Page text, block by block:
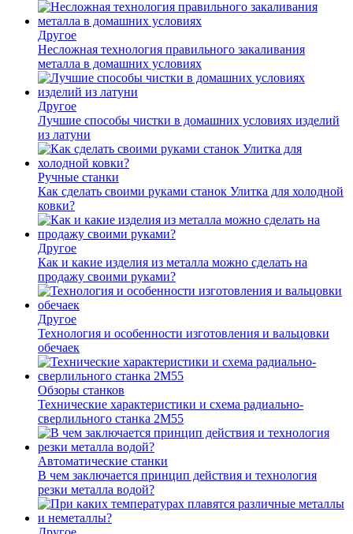
Другое
Несложная технология правильного закаливания
металла в домашних условиях
Другое
Лучшие способы чистки в домашних условиях изделий
из латуни
Ручные станки
Как сделать своими руками станок Улитка для холодной
ковки?
Другое
Как и какие изделия из металла можно сделать на
продажу своими руками?
Другое
Технология и особенности изготовления и вальцовки
обечаек
Обзоры станков
Технические характеристики и схема радиально-
сверлильного станка 2М55
Автоматические станки
В чем заключается принцип действия и технология
резки металла водой?